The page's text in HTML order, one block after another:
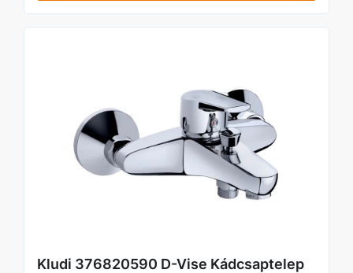
Kludi 376820590 D-Vise Kádcsaptelep